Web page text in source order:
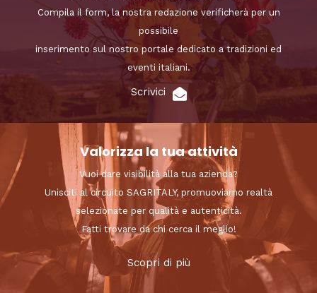
Compila il form, la nostra redazione verificherà per un
possibile
inserimento sul nostro portale dedicato a tradizioni ed
eventi italiani.
Scrivici
Valorizza la tua attività
Vuoi dare visibilità alla tua azienda?
Unisciti al circuito SAGRITALY, promuoviamo realtà
selezionate per qualità e autenticità.
Fatti trovare da chi cerca il meglio!
Scopri di più